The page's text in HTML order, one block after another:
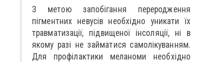
З метою запобігання переродження
пігментних невусів необхідно уникати їх
травматизації, підвищеної інсоляції, ні в
якому разі не займатися самолікуванням.
Для профілактики меланоми необхідно